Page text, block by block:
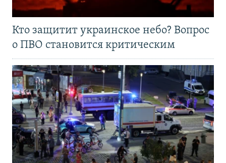
Кто защитит украинское небо? Вопрос
о ПВО становится критическим